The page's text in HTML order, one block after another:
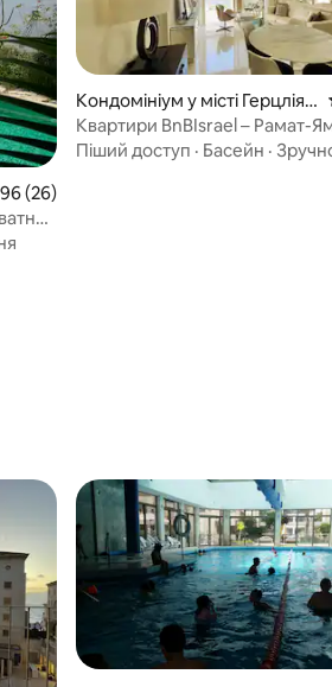
оцінка: 4,96 з 5, відгуки: 26
(26)
Кондомініум у місті Герцлія-
Пітуах
Квартири BnBIsrael – Рамат-
Піший доступ · Басейн ·